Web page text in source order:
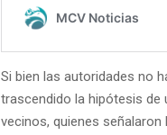
Si bien las autoridades no
trascendido la hipótesis de
vecinos, quienes señalaron